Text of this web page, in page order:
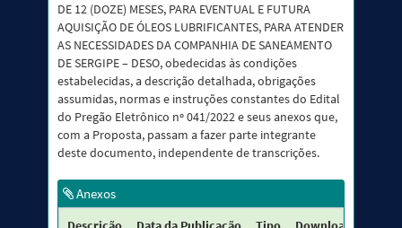
DE 12 (DOZE) MESES, PARA EVENTUAL E FUTURA
AQUISIÇÃO DE ÓLEOS LUBRIFICANTES, PARA ATENDER
AS NECESSIDADES DA COMPANHIA DE SANEAMENTO
DE SERGIPE – DESO, obedecidas às condições
estabelecidas, a descrição detalhada, obrigações
assumidas, normas e instruções constantes do Edital
do Pregão Eletrônico nº 041/2022 e seus anexos que,
com a Proposta, passam a fazer parte integrante
deste documento, independente de transcrições.
Anexos